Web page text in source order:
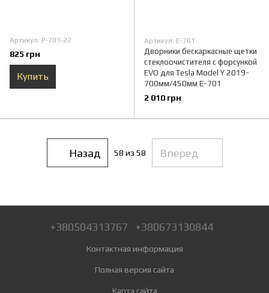
Артикул: P-701-22
825 грн
Купить
Артикул: E-701
Дворники бескаркасные щетки
стеклоочистителя с форсункой
EVO для Tesla Model Y 2019-
700мм/450мм E-701
2 010 грн
Назад 58 из 58 Вперед
+380504313767 +380673130844
Контактная информация
Полная версия сайта
Карта сайта